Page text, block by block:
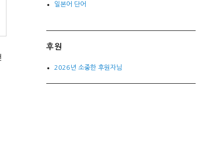
일본어 단어
후원
2026년 소중한 후원자님